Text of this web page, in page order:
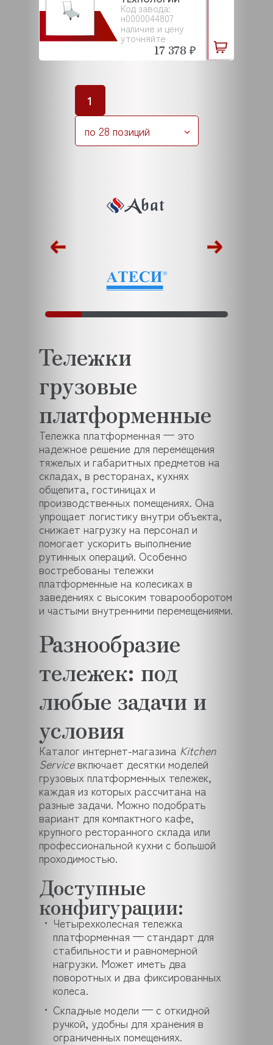
Код завода:
н0000044807
наличие и цену
уточняйте
17 378 ₽
1
по 28 позиций
Тележки
грузовые
платформенные
Тележка платформенная — это
надежное решение для перемещения
тяжелых и габаритных предметов на
складах, в ресторанах, кухнях
общепита, гостиницах и
производственных помещениях. Она
упрощает логистику внутри объекта,
снижает нагрузку на персонал и
помогает ускорить выполнение
рутинных операций. Особенно
востребованы тележки
платформенные на колесиках в
заведениях с высоким товарооборотом
и частыми внутренними перемещениями.
Разнообразие
тележек: под
любые задачи и
условия
Каталог интернет-магазина Kitchen
Serviceвключает десятки моделей
грузовых платформенных тележек,
каждая из которых рассчитана на
разные задачи. Можно подобрать
вариант для компактного кафе,
крупного ресторанного склада или
профессиональной кухни с большой
проходимостью.
Доступные
конфигурации:
Четырехколесная тележка
платформенная — стандарт для
стабильности и равномерной
нагрузки. Может иметь два
поворотных и два фиксированных
колеса.
Складные модели — с откидной
ручкой, удобны для хранения в
ограниченных помещениях.